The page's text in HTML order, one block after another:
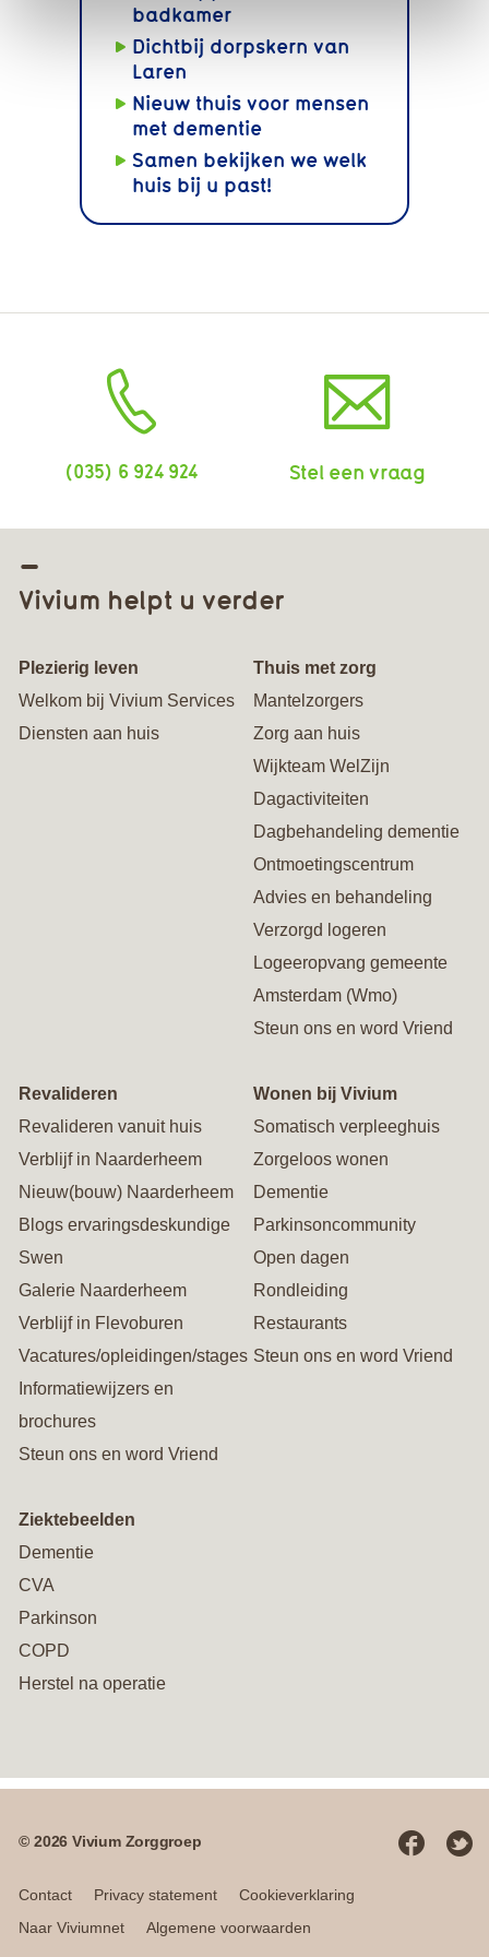
badkamer
Dichtbij dorpskern van
Laren
Nieuw thuis voor mensen
met dementie
Samen bekijken we welk
huis bij u past!
(035) 6 924 924 Stel een vraag
Vivium helpt u verder
Plezierig leven
Welkom bij Vivium Services
Diensten aan huis
Thuis met zorg
Mantelzorgers
Zorg aan huis
Wijkteam WelZijn
Dagactiviteiten
Dagbehandeling dementie
Ontmoetingscentrum
Advies en behandeling
Verzorgd logeren
Logeeropvang gemeente
Amsterdam (Wmo)
Steun ons en word Vriend
Revalideren
Revalideren vanuit huis
Verblijf in Naarderheem
Nieuw(bouw) Naarderheem
Blogs ervaringsdeskundige
Swen
Galerie Naarderheem
Verblijf in Flevoburen
Vacatures/opleidingen/stages
Informatiewijzers en
brochures
Steun ons en word Vriend
Wonen bij Vivium
Somatisch verpleeghuis
Zorgeloos wonen
Dementie
Parkinsoncommunity
Open dagen
Rondleiding
Restaurants
Steun ons en word Vriend
Ziektebeelden
Dementie
CVA
Parkinson
COPD
Herstel na operatie
© 2026 Vivium Zorggroep
Contact Privacy statement
Cookieverklaring
Naar Viviumnet
Algemene voorwaarden
Social